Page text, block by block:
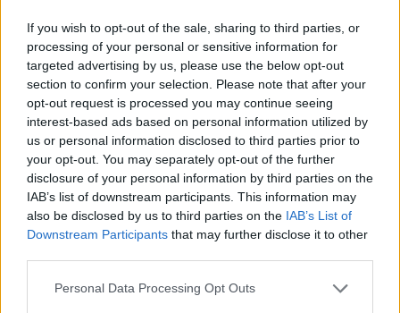
If you wish to opt-out of the sale, sharing to third parties, or
processing of your personal or sensitive information for
targeted advertising by us, please use the below opt-out
section to confirm your selection. Please note that after your
opt-out request is processed you may continue seeing
interest-based ads based on personal information utilized by
us or personal information disclosed to third parties prior to
your opt-out. You may separately opt-out of the further
disclosure of your personal information by third parties on the
IAB’s list of downstream participants. This information may
also be disclosed by us to third parties on the IAB’s List of
Downstream Participants that may further disclose it to other
Personal Data Processing Opt Outs
Hasznos
Impresszum
Szerzői jogok
Adatvédelmi tájékoztató
Nyomtatott lapjaink archívuma